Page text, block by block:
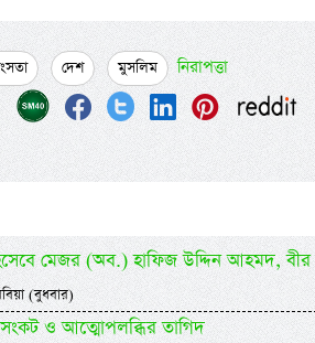
দেশ মুসলিম নিরাপত্তা
হিসেবে মেজর (অব.) হাফিজ উদ্দিন আহমদ,
(বুধবার)
সংকট ও আত্মোপলব্ধির তাগিদ